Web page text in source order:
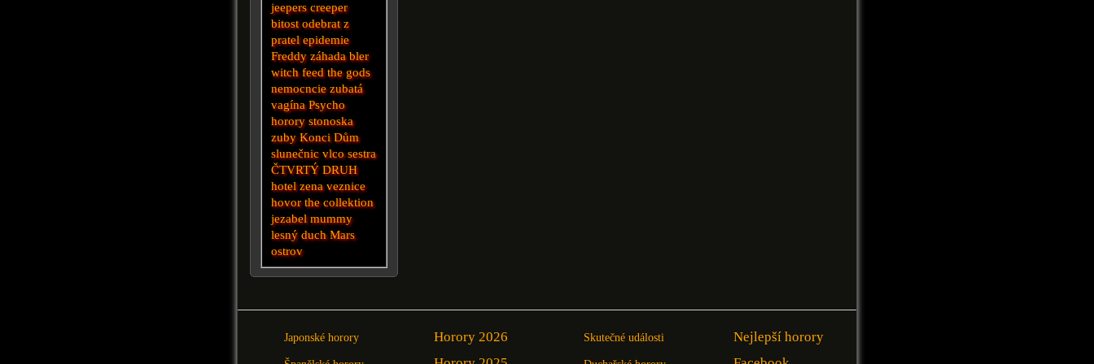
jeepers creeper
bitost odebrat z
pratel epidemie
Freddy záhada bler
witch feed the gods
nemocncie zubatá
vagína Psycho
horory stonoska
zuby Konci Dům
slunečnic vlco sestra
ČTVRTÝ DRUH
hotel zena veznice
hovor the collektion
jezabel mummy
lesný duch Mars
ostrov
Japonské horory
Horory 2026
Skutečné události
Nejlepší horory